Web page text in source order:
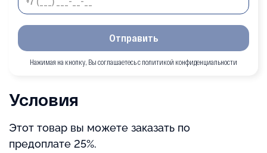
Отправить
Нажимая на кнопку, Вы соглашаетесь с политикой конфиденциальности
Условия
Этот товар вы можете заказать по
предоплате 25%.